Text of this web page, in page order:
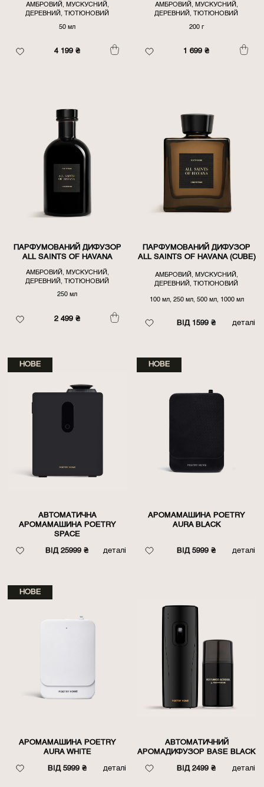
АМБРОВИЙ, МУСКУСНИЙ,
ДЕРЕВНИЙ, ТЮТЮНОВИЙ
50 мл
4 199 ₴
АМБРОВИЙ, МУСКУСНИЙ,
ДЕРЕВНИЙ, ТЮТЮНОВИЙ
200 г
1 699₴
ПАРФУМОВАНИЙ ДИФУЗОР
ALL SAINTS OF HAVANA
АМБРОВИЙ, МУСКУСНИЙ,
ДЕРЕВНИЙ, ТЮТЮНОВИЙ
250 мл
2 499 ₴
ПАРФУМОВАНИЙ ДИФУЗОР
ALL SAINTS OF HAVANA (CUBE)
АМБРОВИЙ, МУСКУСНИЙ,
ДЕРЕВНИЙ, ТЮТЮНОВИЙ
100 мл, 250 мл, 500 мл, 1000 мл
деталі
ВІД 1599 ₴
НОВЕ
АВТОМАТИЧНА
АРОМАМАШИНА POETRY
SPACE
деталі
ВІД 25999 ₴
НОВЕ
АРОМАМАШИНА POETRY
AURA BLACK
деталі
ВІД 5999 ₴
НОВЕ
АРОМАМАШИНА POETRY
AURA WHITE
деталі
ВІД 5999 ₴
АВТОМАТИЧНИЙ
АРОМАДИФУЗОР BASE BLACK
деталі
ВІД 2499 ₴